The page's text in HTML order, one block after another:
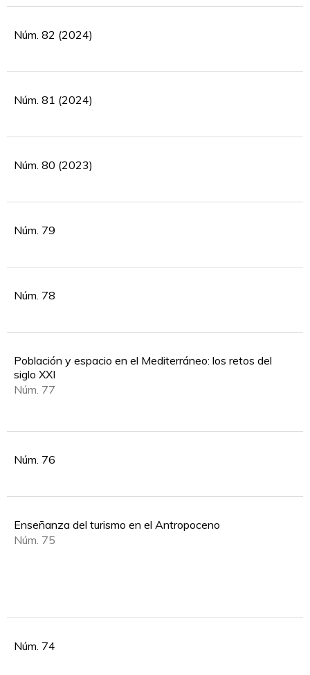
Núm. 82 (2024)
Núm. 81 (2024)
Núm. 80 (2023)
Núm. 79
Núm. 78
Población y espacio en el Mediterráneo: los retos del
siglo XXI
Núm. 77
Núm. 76
Enseñanza del turismo en el Antropoceno
Núm. 75
Núm. 74